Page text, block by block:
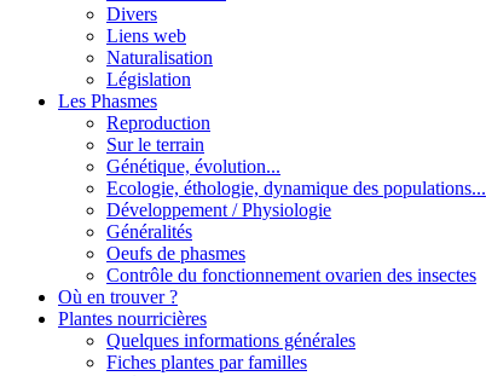
Divers
Liens web
Naturalisation
Législation
Les Phasmes
Reproduction
Sur le terrain
Génétique, évolution...
Ecologie, éthologie, dynamique des populations...
Développement / Physiologie
Généralités
Oeufs de phasmes
Contrôle du fonctionnement ovarien des insectes
Où en trouver ?
Plantes nourricières
Quelques informations générales
Fiches plantes par familles